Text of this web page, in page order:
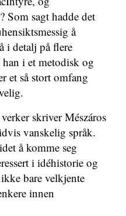
Som sagt hadde det
å
i detalj på flere
i et metodisk og
et så stort omfang
skriver Mészáros
vanskelig språk.
å komme seg
i idéhistorie og
bare velkjente
innen